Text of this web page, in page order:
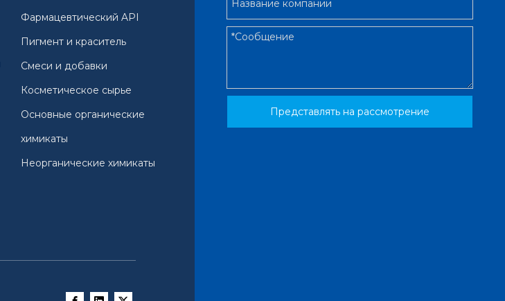
Фармацевтический API
Пигмент и краситель
Смеси и добавки
Косметическое сырье
Основные органические
химикаты
Неорганические химикаты
Представлять на рассмотрение